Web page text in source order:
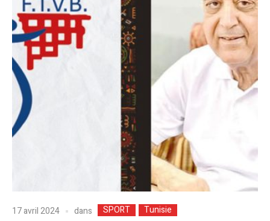
17 avril 2024 dans SPORT Tunisie